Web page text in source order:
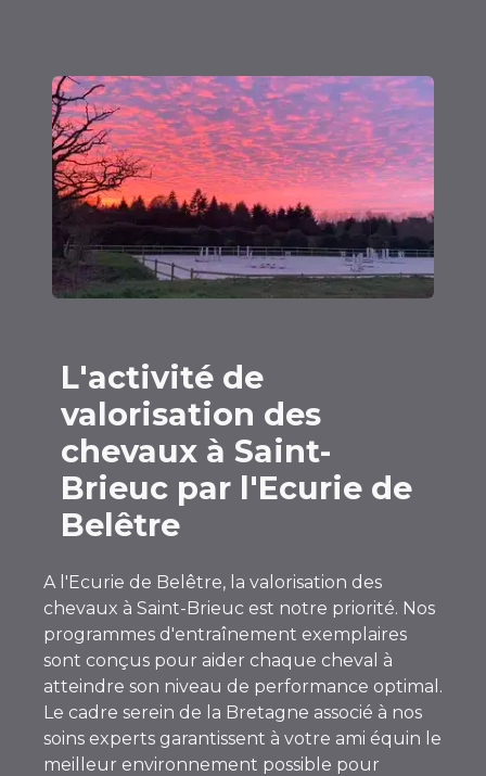
L'activité de
valorisation des
chevaux à Saint-
Brieuc par l'Ecurie de
Belêtre
A l'Ecurie de Belêtre, la valorisation des
chevaux à Saint-Brieuc est notre priorité. Nos
programmes d'entraînement exemplaires
sont conçus pour aider chaque cheval à
atteindre son niveau de performance optimal.
Le cadre serein de la Bretagne associé à nos
soins experts garantissent à votre ami équin le
meilleur environnement possible pour